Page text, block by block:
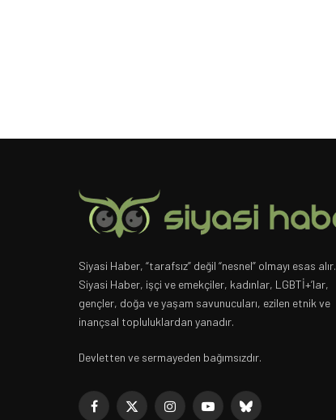
Siyasi Haber, “tarafsız” değil “nesnel” olmayı esas alır.
Siyasi Haber, işçi ve emekçiler, kadınlar, LGBTİ+’lar,
gençler, doğa ve yaşam savunucuları, ezilen etnik ve
inançsal topluluklardan yanadır.
Devletten ve sermayeden bağımsızdır.
Facebook
X InstagramYouTubeBluesky